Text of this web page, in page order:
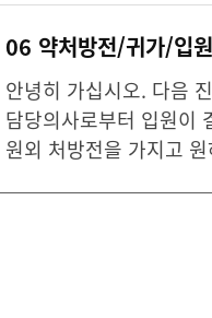
06 약처방전/귀가/입원
안녕히 가십시오. 다음
담당의사로부터 입원이
원외 처방전을 가지고